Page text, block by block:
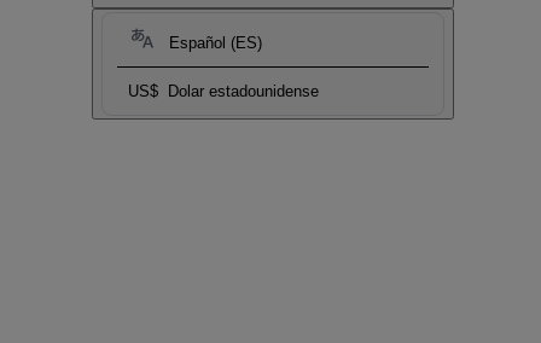
Español (ES)
US$ Dolar estadounidense